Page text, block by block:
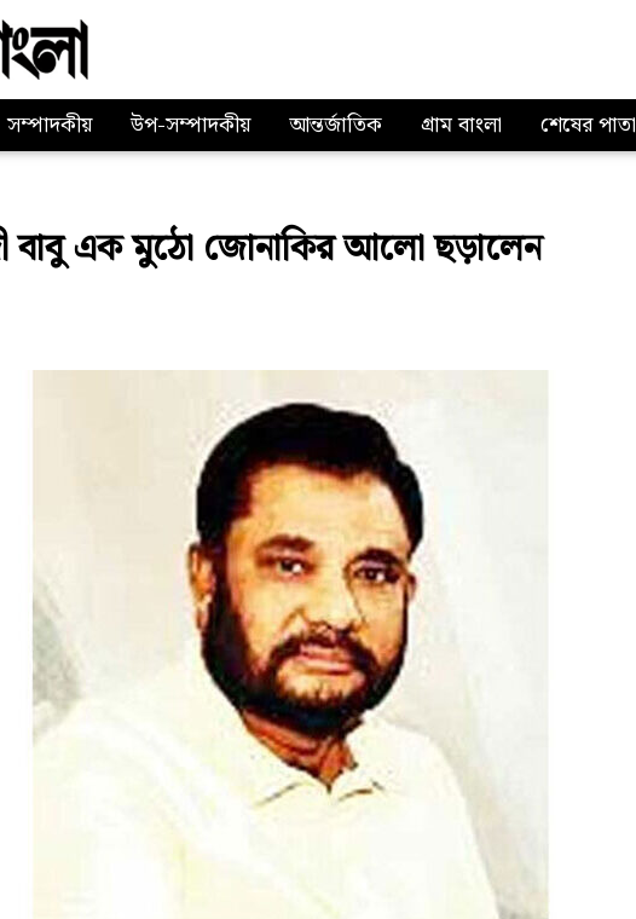
সম্পাদকীয় উপ-সম্পাদকীয় আন্তর্জাতিক গ্রাম বাংলা শেষের পাতা
বাবু এক মুঠো জোনাকির আলো ছড়ালেন